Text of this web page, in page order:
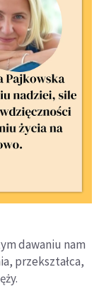
dawaniu nam
przekształca,